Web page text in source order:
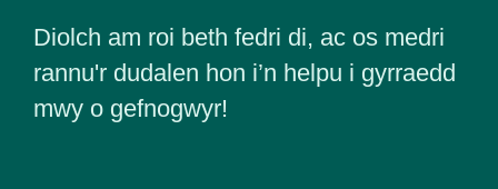
Diolch am roi beth fedri di, ac os medri
rannu'r dudalen hon i’n helpu i gyrraedd
mwy o gefnogwyr!